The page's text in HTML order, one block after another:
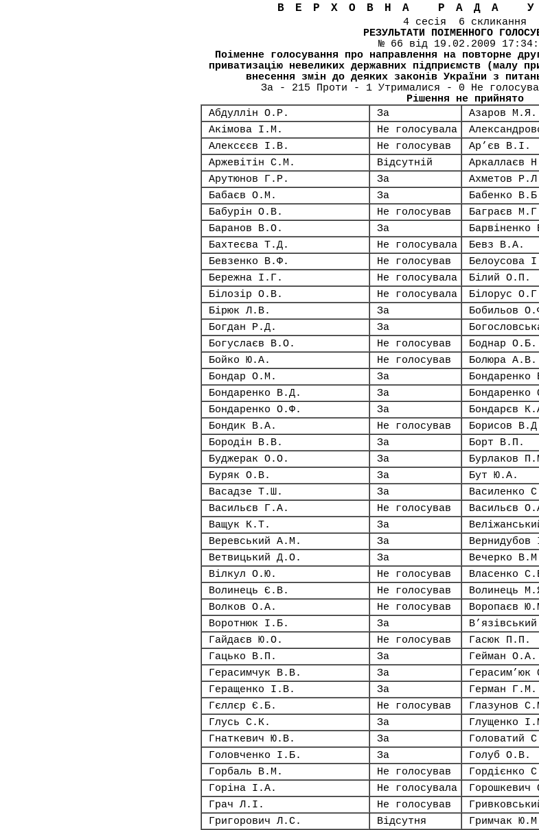
ВЕРХОВНА РАДА
4 сесія 6 скликання
РЕЗУЛЬТАТИ ПОІМЕННОГО
№ 66 від 19.02.2009
Поіменне голосування про направлення на повторне
приватизацію невеликих державних підприємств (малу
внесення змін до деяких законів України з
За - 215 Проти - 1 Утрималися - 0 Не
Рішення не прийнято
Абдуллін О.Р.
За Азаров М.Я.
Акімова І.М.
Не голосувала
Алексєєв І.В.
Не голосував Ар’єв В.І.
Аржевітін С.М.
Відсутній Аркаллаєв
Арутюнов Г.Р.
За Ахметов
Бабаєв О.М.
За Бабенко
Бабурін О.В.
Не голосував Баграєв
Баранов В.О.
За Барвіненко
Бахтеєва Т.Д.
Не голосувала Бевз В.А.
Бевзенко В.Ф.
Не голосував Белоусова
Бережна І.Г.
Не голосувала Білий О.П.
Білозір О.В.
Не голосувала Білорус
Бірюк Л.В.
За Бобильов
Богдан Р.Д.
За
Богуслаєв В.О.
Не голосував Боднар О.Б.
Бойко Ю.А.
Не голосував Болюра А.В.
Бондар О.М.
За Бондаренко
Бондаренко В.Д.
За Бондаренко
Бондаренко О.Ф.
За Бондарєв
Бондик В.А.
Не голосував Борисов
Бородін В.В.
За Борт В.П.
Буджерак О.О.
За Бурлаков
Буряк О.В.
За Бут Ю.А.
Васадзе Т.Ш.
За Василенко
Васильєв Г.А.
Не голосував Васильєв
Ващук К.Т.
За
Веревський А.М.
За Вернидубов
Ветвицький Д.О.
За Вечерко
Вілкул О.Ю.
Не голосував Власенко
Волинець Є.В.
Не голосував Волинець
Волков О.А.
Не голосував Воропаєв
Воротнюк І.Б.
За
Гайдаєв Ю.О.
Не голосував Гасюк П.П.
Гацько В.П.
За Гейман О.А.
Герасимчук В.В.
За Герасим’юк
Геращенко І.В.
За Герман Г.М.
Гєллєр Є.Б.
Не голосував Глазунов
Глусь С.К.
За Глущенко
Гнаткевич Ю.В.
За Головатий
Головченко І.Б.
За Голуб О.В.
Горбаль В.М.
Не голосував Гордієнко
Горіна І.А.
Не голосувала Горошкевич
Грач Л.І.
Не голосував
Григорович Л.С.
Відсутня Гримчак